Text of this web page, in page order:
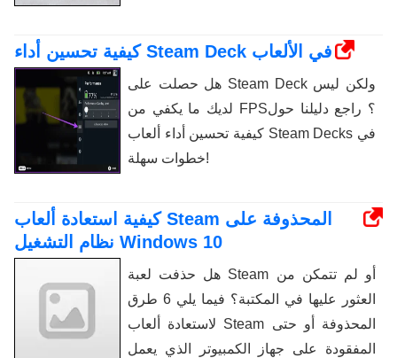
كيفية تحسين أداء Steam Deck في الألعاب
هل حصلت على Steam Deck ولكن ليس
لديك ما يكفي من FPS؟ راجع دليلنا حول
كيفية تحسين أداء ألعاب Steam Decks في
خطوات سهلة!
كيفية استعادة ألعاب Steam المحذوفة على
نظام التشغيل Windows 10
هل حذفت لعبة Steam أو لم تتمكن من
العثور عليها في المكتبة؟ فيما يلي 6 طرق
لاستعادة ألعاب Steam المحذوفة أو حتى
المفقودة على جهاز الكمبيوتر الذي يعمل